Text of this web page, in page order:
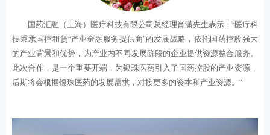
国药汇融（上海）医疗科技有限公司总经理肖潇先生表示：“医疗科
技秉承国控租赁“产业金融服务提供商”的发展战略，依托国药控股强大
的产业背景和优势，为产业内不同发展阶段的企业提供资源整合服务。
此次合作，是一个重要开端，为银珠医药引入了国药控股的产业资源，
后期将会根据银珠医药的发展需求，对接更多的资本和产业资源。”